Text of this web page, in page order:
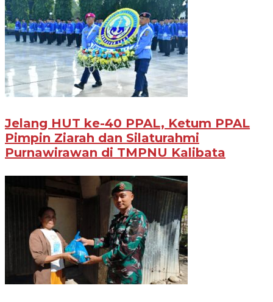
Jelang HUT ke-40 PPAL, Ketum PPAL
Pimpin Ziarah dan Silaturahmi
Purnawirawan di TMPNU Kalibata